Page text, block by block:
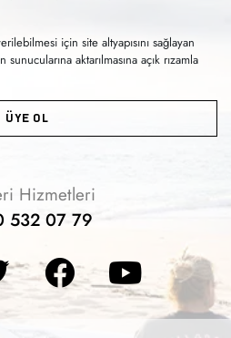
için site altyapısını sağlayan
aktarılmasına açık rızamla
ÜYE OL
Hizmetleri
532 07 79